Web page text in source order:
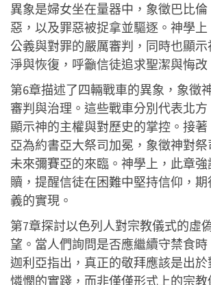
異象是婦女坐在量器中，象徵巴比
惡，以及罪惡被捉拿並驅逐。神學
公義與對罪的嚴厲審判，同時也顯
淨與恢復，呼籲信徒追求聖潔與悔改
第6章描述了四輛戰車的異象，象徵
審判與治理。這些戰車分別代表北方
顯示神的主權與對歷史的掌控。接著
亞為約書亞大祭司加冕，象徵神對
未來彌賽亞的來臨。神學上，此章
贖，提醒信徒在困難中堅持信仰，
義的實現。
第7章探討以色列人對宗教儀式的虛
望。當人們詢問是否應繼續守禁食
迦利亞指出，真正的敬拜應該是出
憐憫的實踐，而非僅僅形式上的宗教